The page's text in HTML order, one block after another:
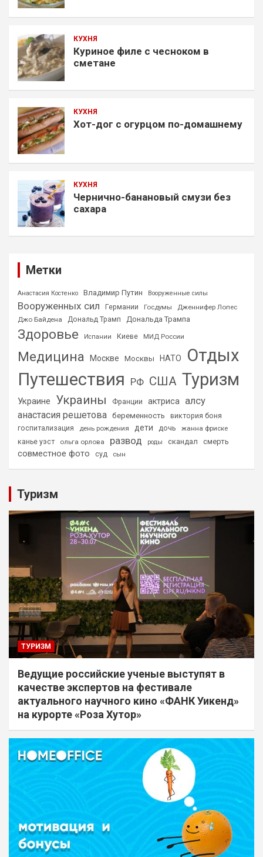
КУХНЯ
Куриное филе с чесноком в
сметане
КУХНЯ
Хот-дог с огурцом по-домашнему
КУХНЯ
Чернично-банановый смузи без
сахара
Метки
Анастасия Костенко Владимир Путин Вооруженные силы
Вооруженных сил Германии Госдумы
Дженнифер Лопес
Джо Байдена
Дональд Трамп Дональда Трампа
Здоровье Испании Киеве МИД России
Медицина Москве Москвы НАТО
Отдых
Путешествия РФ США Туризм
Украине Украины Франции актриса алсу
анастасия решетова беременность
виктория боня
госпитализация
день рождения дети дочь
жанна фриске
канье уэст
ольга орлова развод роды скандал смерть
совместное фото суд сын
Туризм
ТУРИЗМ
Ведущие российские ученые выступят в
качестве экспертов на фестивале
актуального научного кино «ФАНК Уикенд»
на курорте «Роза Хутор»